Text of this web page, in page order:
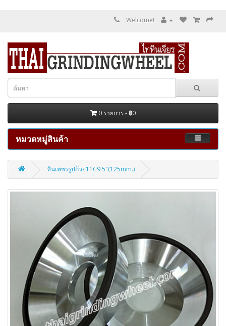
Welcome!
0 รายการ - ฿0
หมวดหมู่สินค้า
หินเพชรรูปถ้วย11C9 5"(125mm.)